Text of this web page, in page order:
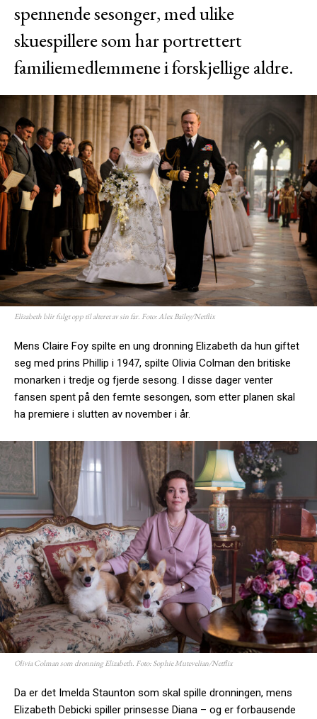
spennende sesonger, med ulike
skuespillere som har portrettert
familiemedlemmene i forskjellige aldre.
Elizabeth blir fulgt opp til alteret av sin far. Foto: Alex Bailey/Netflix
Mens Claire Foy spilte en ung dronning Elizabeth da hun giftet
seg med prins Phillip i 1947, spilte Olivia Colman den britiske
monarken i tredje og fjerde sesong. I disse dager venter
fansen spent på den femte sesongen, som etter planen skal
ha premiere i slutten av november i år.
Olivia Colman som dronning Elizabeth. Foto: Sophie Mutevelian/Netflix
Da er det Imelda Staunton som skal spille dronningen, mens
Elizabeth Debicki spiller prinsesse Diana – og er forbausende